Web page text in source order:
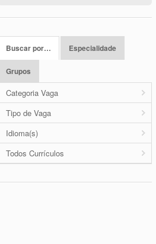
Buscar por… Especialidade
Grupos
Categoria Vaga
Tipo de Vaga
Idioma(s)
Todos Currículos